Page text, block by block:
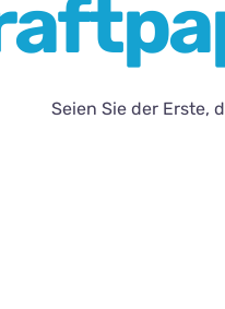
Seien Sie der Erste,